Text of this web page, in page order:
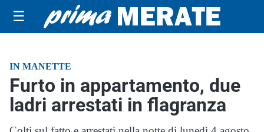
☰
IN MANETTE
Furto in appartamento, due
ladri arrestati in flagranza